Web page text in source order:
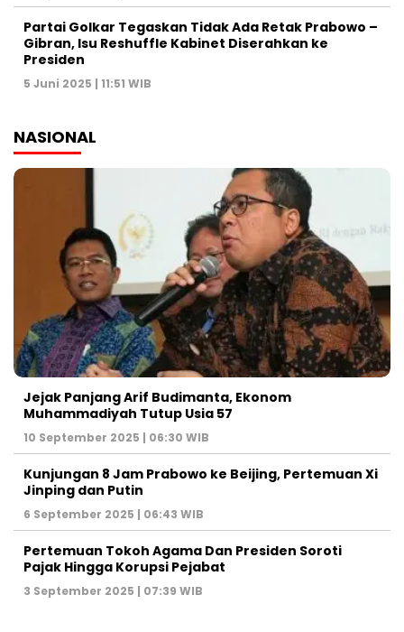
Partai Golkar Tegaskan Tidak Ada Retak Prabowo –
Gibran, Isu Reshuffle Kabinet Diserahkan ke
Presiden
5 Juni 2025 | 11:51 WIB
NASIONAL
Jejak Panjang Arif Budimanta, Ekonom
Muhammadiyah Tutup Usia 57
10 September 2025 | 06:30 WIB
Kunjungan 8 Jam Prabowo ke Beijing, Pertemuan Xi
Jinping dan Putin
6 September 2025 | 06:43 WIB
Pertemuan Tokoh Agama Dan Presiden Soroti
Pajak Hingga Korupsi Pejabat
3 September 2025 | 07:39 WIB